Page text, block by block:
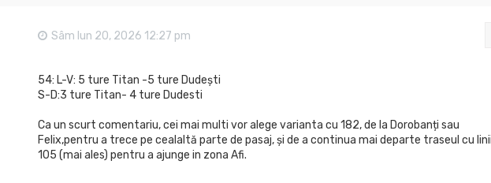
Sâm Iun 20, 2026 12:27 pm
54: L-V: 5 ture Titan -5 ture Dudești
S-D:3 ture Titan- 4 ture Dudesti
Ca un scurt comentariu, cei mai multi vor alege varianta cu 182, de la Dorobanți sau
Felix,pentru a trece pe cealaltă parte de pasaj, și de a continua mai departe traseul cu
105 (mai ales) pentru a ajunge in zona Afi.